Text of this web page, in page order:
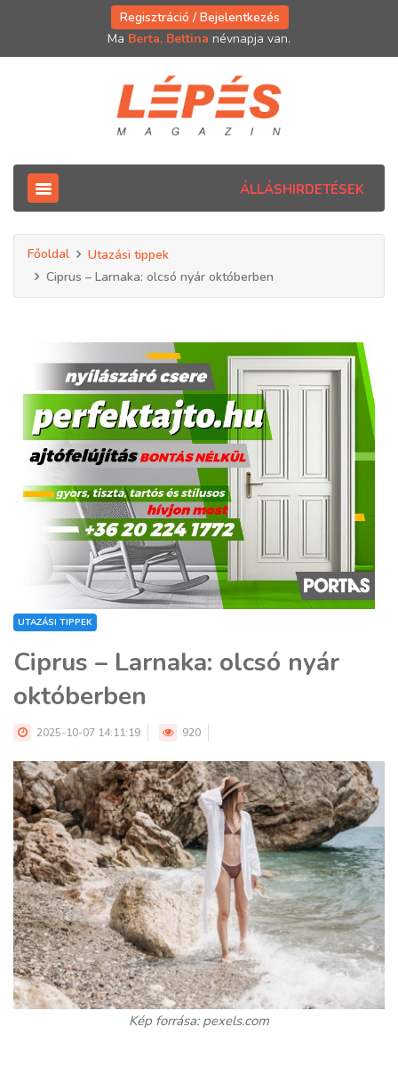
Regisztráció / Bejelentkezés
Ma Berta, Bettina névnapja van.
ÁLLÁSHIRDETÉSEK
Főoldal
Utazási tippek
Ciprus – Larnaka: olcsó nyár októberben
UTAZÁSI TIPPEK
Ciprus – Larnaka: olcsó nyár
októberben
2025-10-07 14:11:19 920
Kép forrása: pexels.com